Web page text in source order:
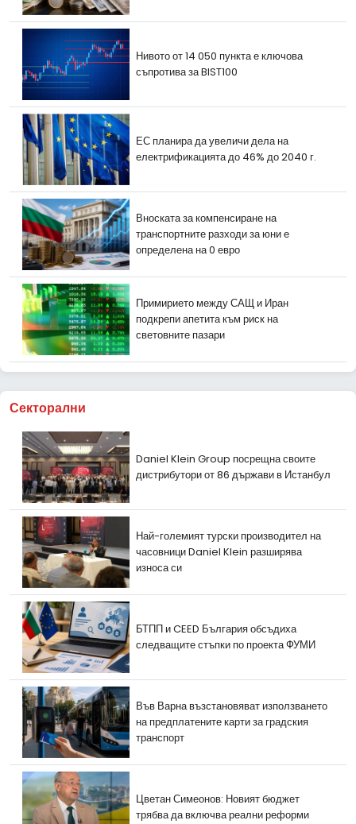
Нивото от 14 050 пункта е ключова
съпротива за BIST100
ЕС планира да увеличи дела на
електрификацията до 46% до 2040 г.
Вноската за компенсиране на
транспортните разходи за юни е
определена на 0 евро
Примирието между САЩ и Иран
подкрепи апетита към риск на
световните пазари
Секторални
Daniel Klein Group посрещна своите
дистрибутори от 86 държави в Истанбул
Най-големият турски производител на
часовници Daniel Klein разширява
износа си
БТПП и CEED България обсъдиха
следващите стъпки по проекта ФУМИ
Във Варна възстановяват използването
на предплатените карти за градския
транспорт
Цветан Симеонов: Новият бюджет
трябва да включва реални реформи